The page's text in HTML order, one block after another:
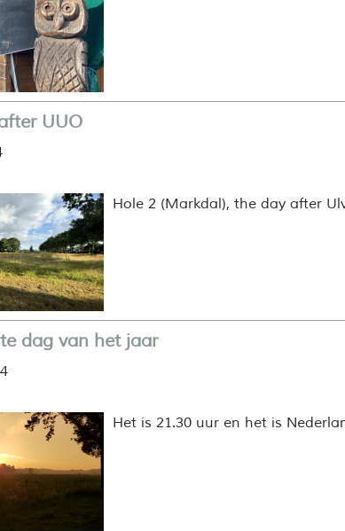
UUO
Hole 2 (Markdal), the day after
dag van het jaar
Het is 21.30 uur en het is